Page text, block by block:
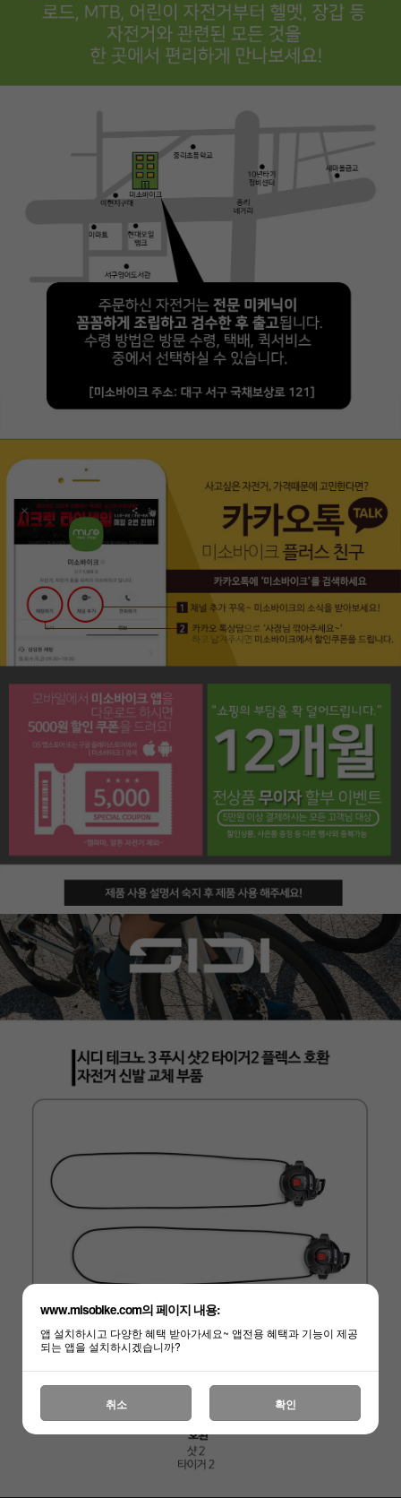
페이코 라이프
www.misobike.com의 페이지 내용:
앱 설치하시고 다양한 혜택 받아가세요~ 앱전용 혜택과 기능이 제공
되는 앱을 설치하시겠습니까?
취소 확인